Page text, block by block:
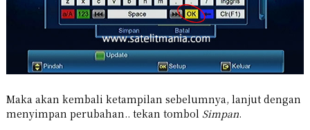
Maka akan kembali ketampilan sebelumnya, lanjut dengan
menyimpan perubahan.. tekan tombol Simpan.